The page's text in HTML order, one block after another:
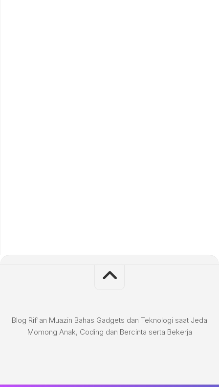
Blog Rif'an Muazin Bahas Gadgets dan Teknologi saat Jeda
Momong Anak, Coding dan Bercinta serta Bekerja